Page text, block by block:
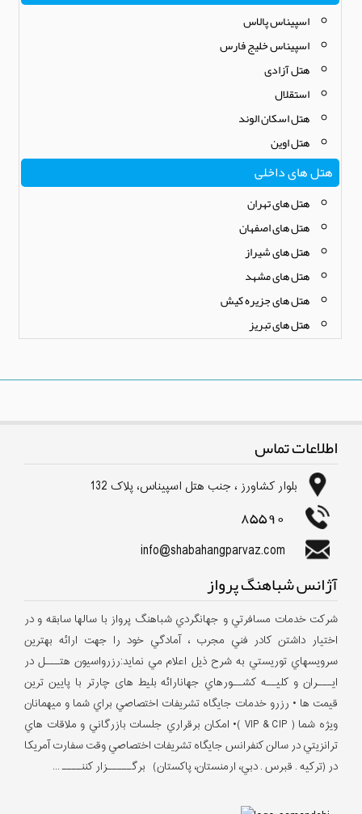
اسپیناس پالاس
اسپیناس خلیج فارس
هتل آزادی
استقلال
هتل اسکان الوند
هتل اوین
هتل های داخلی
هتل های تهران
هتل های اصفهان
هتل های شیراز
هتل های مشهد
هتل های جزیره کیش
هتل های تبریز
اطلاعات تماس
بلوار كشاورز ، جنب هتل اسپیناس، پلاک 132
85590
info@shabahangparvaz.com
آژانس شباهنگ پرواز
شركت خدمات مسافرتي و جهانگردي شباهنگ پرواز با سالها سابقه و در
اختيار داشتن كادر فني مجرب ، آمادگي خود را جهت ارائه بهترين
سرويسهاي توريستي به شرح ذيل اعلام مي نمايد:رزرواسيون هتـــل در
ايـــران و كليــه كشــورهاي جهانارائه بلیط های چارتر با پایین ترین
قیمت ها • رزرو خدمات جايگاه تشريفات اختصاصي براي شما و ميهمانان
ويژه شما ( VIP & CIP )• امكان برقراري جلسات بازرگاني و ملاقات هاي
ترانزيتي در سالن كنفرانس جايگاه تشريفات اختصاصي وقت سفارت آمريكا
در (تركيه . قبرس . دبي، ارمنستان، پاکستان) برگـــــزار كننــــ ...